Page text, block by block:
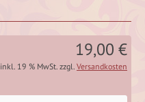
19,00 €
inkl. 19 % MwSt. zzgl. Versandkosten